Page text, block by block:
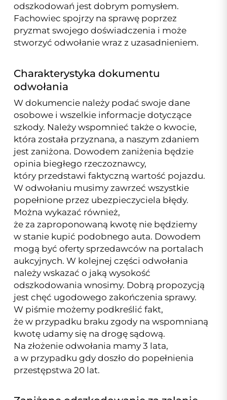
odszkodowań jest dobrym pomysłem.
Fachowiec spojrzy na sprawę poprzez
pryzmat swojego doświadczenia i może
stworzyć odwołanie wraz z uzasadnieniem.
Charakterystyka dokumentu
odwołania
W dokumencie należy podać swoje dane
osobowe i wszelkie informacje dotyczące
szkody. Należy wspomnieć także o kwocie,
która została przyznana, a naszym zdaniem
jest zaniżona. Dowodem zaniżenia będzie
opinia biegłego rzeczoznawcy,
który przedstawi faktyczną wartość pojazdu.
W odwołaniu musimy zawrzeć wszystkie
popełnione przez ubezpieczyciela błędy.
Można wykazać również,
że za zaproponowaną kwotę nie będziemy
w stanie kupić podobnego auta. Dowodem
mogą być oferty sprzedawców na portalach
aukcyjnych. W kolejnej części odwołania
należy wskazać o jaką wysokość
odszkodowania wnosimy. Dobrą propozycją
jest chęć ugodowego zakończenia sprawy.
W piśmie możemy podkreślić fakt,
że w przypadku braku zgody na wspomnianą
kwotę udamy się na drogę sądową.
Na złożenie odwołania mamy 3 lata,
a w przypadku gdy doszło do popełnienia
przestępstwa 20 lat.